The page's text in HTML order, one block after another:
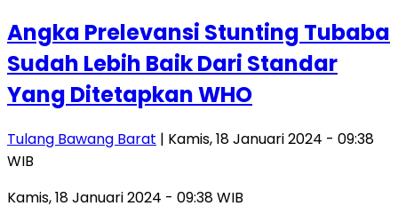
Angka Prelevansi Stunting Tubaba
Sudah Lebih Baik Dari Standar
Yang Ditetapkan WHO
Tulang Bawang Barat | Kamis, 18 Januari 2024 - 09:38
WIB
Kamis, 18 Januari 2024 - 09:38 WIB